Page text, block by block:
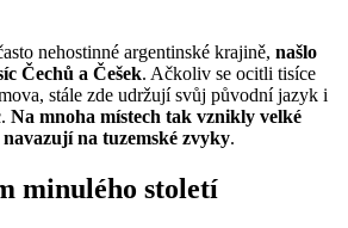
nehostinné argentinské krajině, našlo
Čechů a Češek. Ačkoliv se ocitli tisíce
stále zde udržují svůj původní jazyk i
Na mnoha místech tak vznikly velké
na tuzemské zvyky.
minulého století